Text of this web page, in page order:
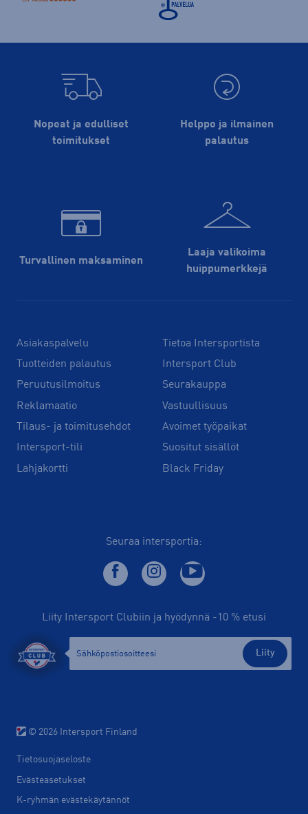
Nopeat ja edulliset
toimitukset
Helppo ja ilmainen
palautus
Turvallinen maksaminen
Laaja valikoima
huippu­merkkejä
Asiakaspalvelu
Tuotteiden palautus
Peruutusilmoitus
Reklamaatio
Tilaus- ja toimitusehdot
Intersport-tili
Lahjakortti
Tietoa Intersportista
Intersport Club
Seurakauppa
Vastuullisuus
Avoimet työpaikat
Suositut sisällöt
Black Friday
Seuraa intersportia:
Liity Intersport Clubiin ja hyödynnä -10 % etusi
Liity
© 2026 Intersport Finland
Tietosuojaseloste
Evästeasetukset
K-ryhmän evästekäytännöt